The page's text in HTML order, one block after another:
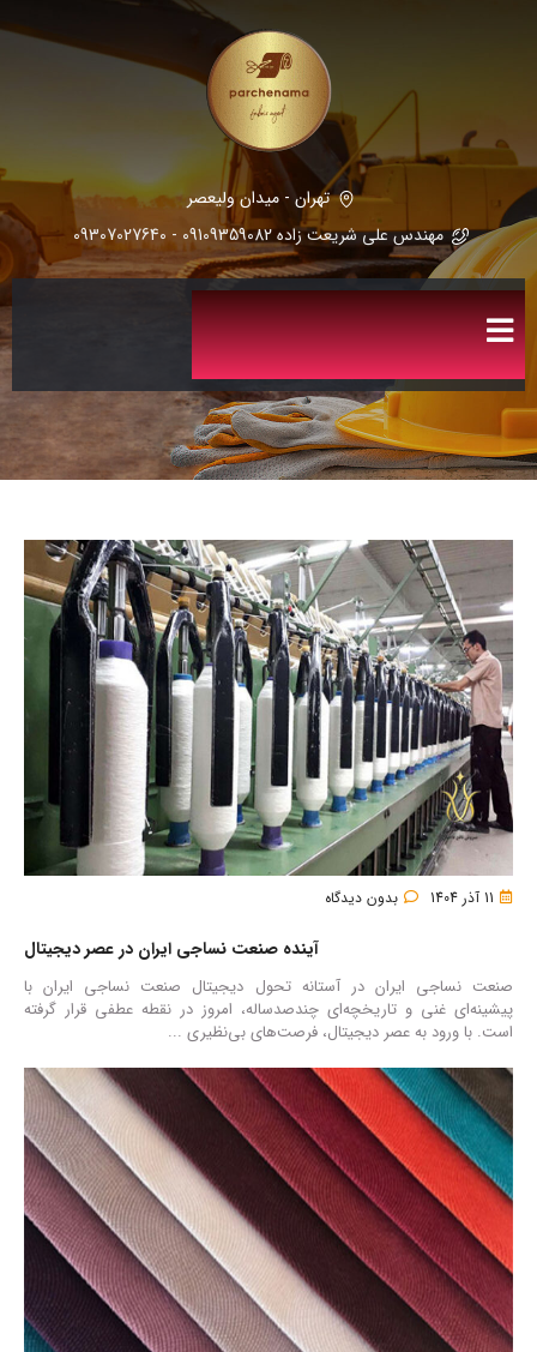
تهران - میدان ولیعصر
مهندس علی شریعت زاده 09109359082 - 09307027640
بلاگ
11 آذر 1404 بدون دیدگاه
آینده صنعت نساجی ایران در عصر دیجیتال
صنعت نساجی ایران در آستانه تحول دیجیتال صنعت نساجی ایران با
پیشینه‌ای غنی و تاریخچه‌ای چندصدساله، امروز در نقطه عطفی قرار گرفته
است. با ورود به عصر دیجیتال، فرصت‌های بی‌نظیری ...